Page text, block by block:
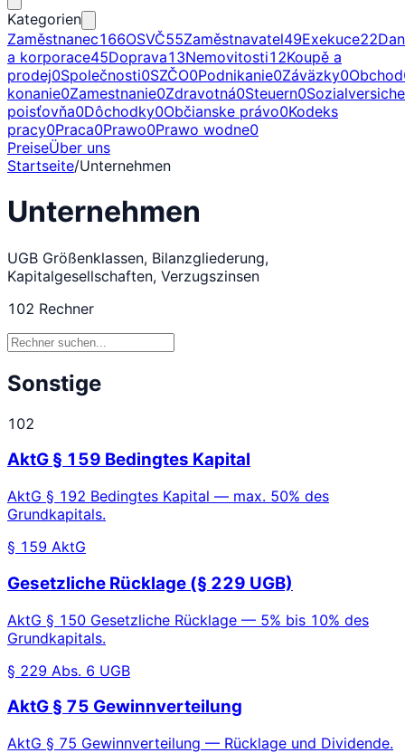
Kategorien
Zaměstnanec166OSVČ55Zaměstnavatel49Exekuce22
a korporace45Doprava13Nemovitosti12Koupě a
prodej0Společnosti0SZČO0Podnikanie0Záväzky0Obchod
konanie0Zamestnanie0Zdravotná0Steuern0
poisťovňa0Dôchodky0Občianske právo0Kodeks
pracy0Praca0Prawo0Prawo wodne0
PreiseÜber uns
Startseite/Unternehmen
Unternehmen
UGB Größenklassen, Bilanzgliederung,
Kapitalgesellschaften, Verzugszinsen
102 Rechner
Sonstige
102
AktG § 159 Bedingtes Kapital
AktG § 192 Bedingtes Kapital — max. 50% des
Grundkapitals.
§ 159 AktG
Gesetzliche Rücklage (§ 229 UGB)
AktG § 150 Gesetzliche Rücklage — 5% bis 10% des
Grundkapitals.
§ 229 Abs. 6 UGB
AktG § 75 Gewinnverteilung
AktG § 75 Gewinnverteilung — Rücklage und Dividende.